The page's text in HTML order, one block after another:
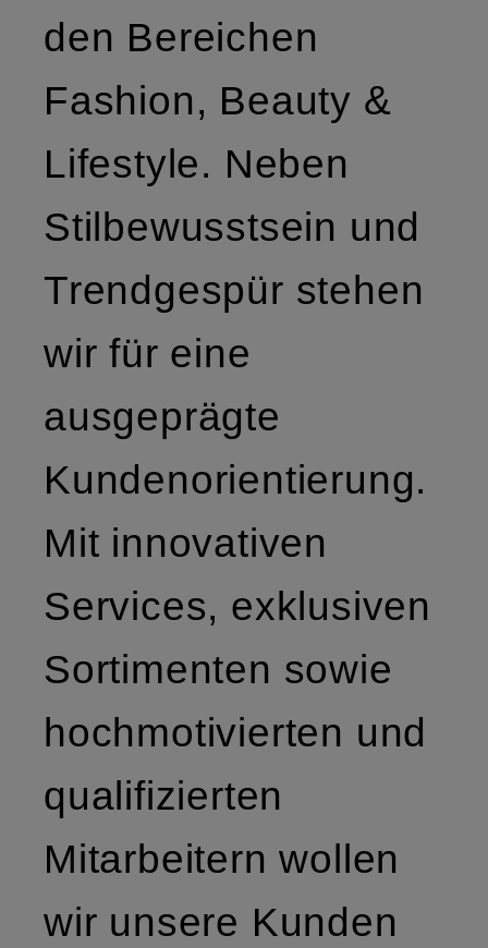
den Bereichen
Fashion, Beauty &
Lifestyle. Neben
Stilbewusstsein und
Trendgespür stehen
wir für eine
ausgeprägte
Kundenorientierung.
Mit innovativen
Services, exklusiven
Sortimenten sowie
hochmotivierten und
qualifizierten
Mitarbeitern wollen
wir unsere Kunden